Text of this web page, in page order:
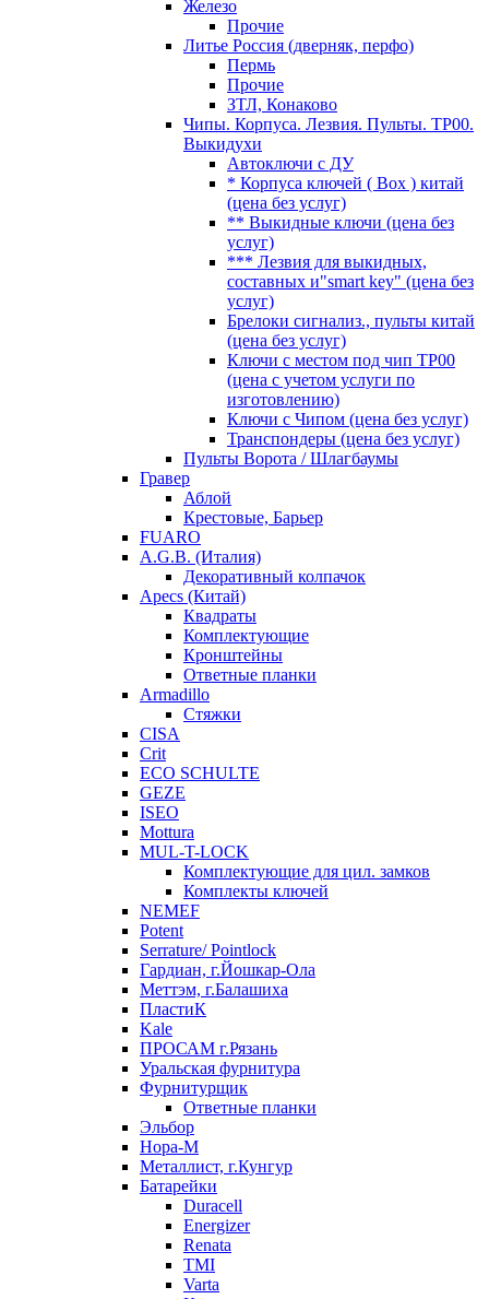
Железо
Прочие
Литье Россия (дверняк, перфо)
Пермь
Прочие
ЗТЛ, Конаково
Чипы. Корпуса. Лезвия. Пульты. TP00.
Выкидухи
Автоключи с ДУ
* Корпуса ключей ( Box ) китай
(цена без услуг)
** Выкидные ключи (цена без
услуг)
*** Лезвия для выкидных,
составных и"smart key" (цена без
услуг)
Брелоки сигнализ., пульты китай
(цена без услуг)
Ключи с местом под чип TP00
(цена с учетом услуги по
изготовлению)
Ключи с Чипом (цена без услуг)
Транспондеры (цена без услуг)
Пульты Ворота / Шлагбаумы
Гравер
Аблой
Крестовые, Барьер
FUARO
A.G.B. (Италия)
Декоративный колпачок
Apecs (Китай)
Квадраты
Комплектующие
Кронштейны
Ответные планки
Armadillo
Стяжки
CISA
Crit
ECO SCHULTE
GEZE
ISEO
Mottura
MUL-T-LOCK
Комплектующие для цил. замков
Комплекты ключей
NEMEF
Potent
Serrature/ Pointlock
Гардиан, г.Йошкар-Ола
Меттэм, г.Балашиха
ПластиК
Kale
ПРОСАМ г.Рязань
Уральская фурнитура
Фурнитурщик
Ответные планки
Эльбор
Нора-М
Металлист, г.Кунгур
Батарейки
Duracell
Energizer
Renata
TMI
Varta